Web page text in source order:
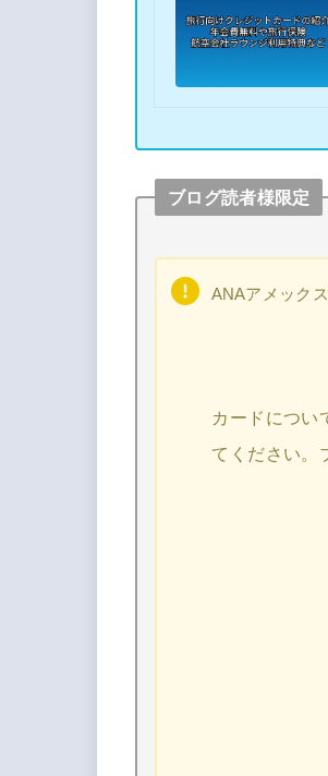
ブログ読者様限定
ANAアメック
カードについ
てください。